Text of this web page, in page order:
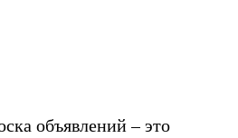
объявлений – это